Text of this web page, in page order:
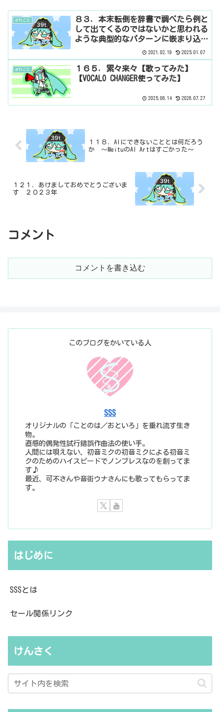
ざれごと
８３．本末転倒を辞書で調べたら例と
して出てくるのではないかと思われる
ような典型的なパターンに嵌まり込ん
でいるボクを上から踏んだら無限1up
できるのではないだろうか
2021.02.19 2025.01.07
ざれごと
１６５．累々来々【歌ってみた】
【VOCALO CHANGER使ってみた】
2025.06.14 2026.07.27
１１８．AIにできないこととは何だろう
か ～MeituのAI Artはすごかった～
１２１．あけましておめでとうございま
す ２０２３年
コメント
コメントを書き込む
このブログをかいている人
SSS
オリジナルの「ことのは／おといろ」を垂れ流す生き
物。
直感的偶発性試行錯誤作曲法の使い手。
人間には唄えない、初音ミクの初音ミクによる初音ミ
クのためのハイスピードでノンブレスなのを創ってま
す♪
最近、可不さんや音街ウナさんにも歌ってもらってま
す。
はじめに
SSSとは
セール関係リンク
けんさく